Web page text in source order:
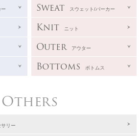
Sweat スウェット/パーカー
Knit ニット
Outer アウター
Bottoms ボトムス
Others
リー